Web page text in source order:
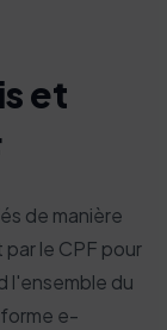
et
de manière
le CPF pour
l'ensemble du
e-